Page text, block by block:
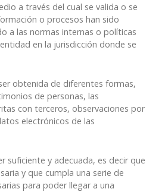
a través del cual se valida o se
o procesos han sido
a las normas internas o políticas
en la jurisdicción donde se
obtenida de diferentes formas,
de personas, las
con terceros, observaciones por
electrónicos de las
suficiente y adecuada, es decir que
y que cumpla una serie de
para poder llegar a una